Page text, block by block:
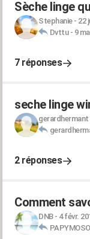
Sèche linge
Stephanie- 22
Dvttu- 9
7 réponses
seche linge
gerardhermant
2 réponses
Comment
DNB- 4 févr.
PAPYMOSO